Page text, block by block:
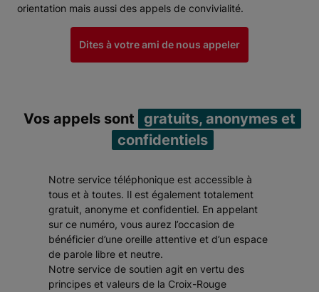
orientation mais aussi des appels de convivialité.
Dites à votre ami de nous appeler
Vos appels sont
gratuits, anonymes et
confidentiels
Notre service téléphonique est accessible à
tous et à toutes. Il est également totalement
gratuit, anonyme et confidentiel. En appelant
sur ce numéro, vous aurez l’occasion de
bénéficier d’une oreille attentive et d’un espace
de parole libre et neutre.
Notre service de soutien agit en vertu des
principes et valeurs de la Croix-Rouge